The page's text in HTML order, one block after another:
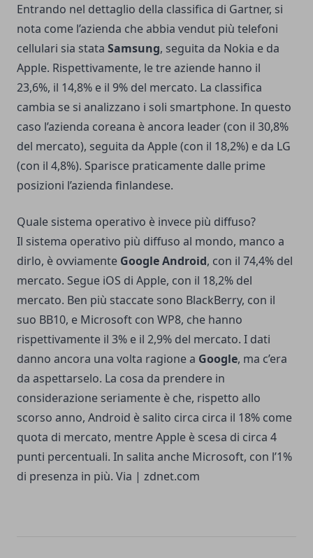
Entrando nel dettaglio della classifica di Gartner, si
nota come l’azienda che abbia vendut più telefoni
cellulari sia stata Samsung, seguita da Nokia e da
Apple. Rispettivamente, le tre aziende hanno il
23,6%, il 14,8% e il 9% del mercato. La classifica
cambia se si analizzano i soli smartphone. In questo
caso l’azienda coreana è ancora leader (con il 30,8%
del mercato), seguita da Apple (con il 18,2%) e da LG
(con il 4,8%). Sparisce praticamente dalle prime
posizioni l’azienda finlandese.
Quale sistema operativo è invece più diffuso?
Il sistema operativo più diffuso al mondo, manco a
dirlo, è ovviamente Google Android, con il 74,4% del
mercato. Segue iOS di Apple, con il 18,2% del
mercato. Ben più staccate sono BlackBerry, con il
suo BB10, e Microsoft con WP8, che hanno
rispettivamente il 3% e il 2,9% del mercato. I dati
danno ancora una volta ragione a Google, ma c’era
da aspettarselo. La cosa da prendere in
considerazione seriamente è che, rispetto allo
scorso anno, Android è salito circa circa il 18% come
quota di mercato, mentre Apple è scesa di circa 4
punti percentuali. In salita anche Microsoft, con l’1%
di presenza in più. Via | zdnet.com